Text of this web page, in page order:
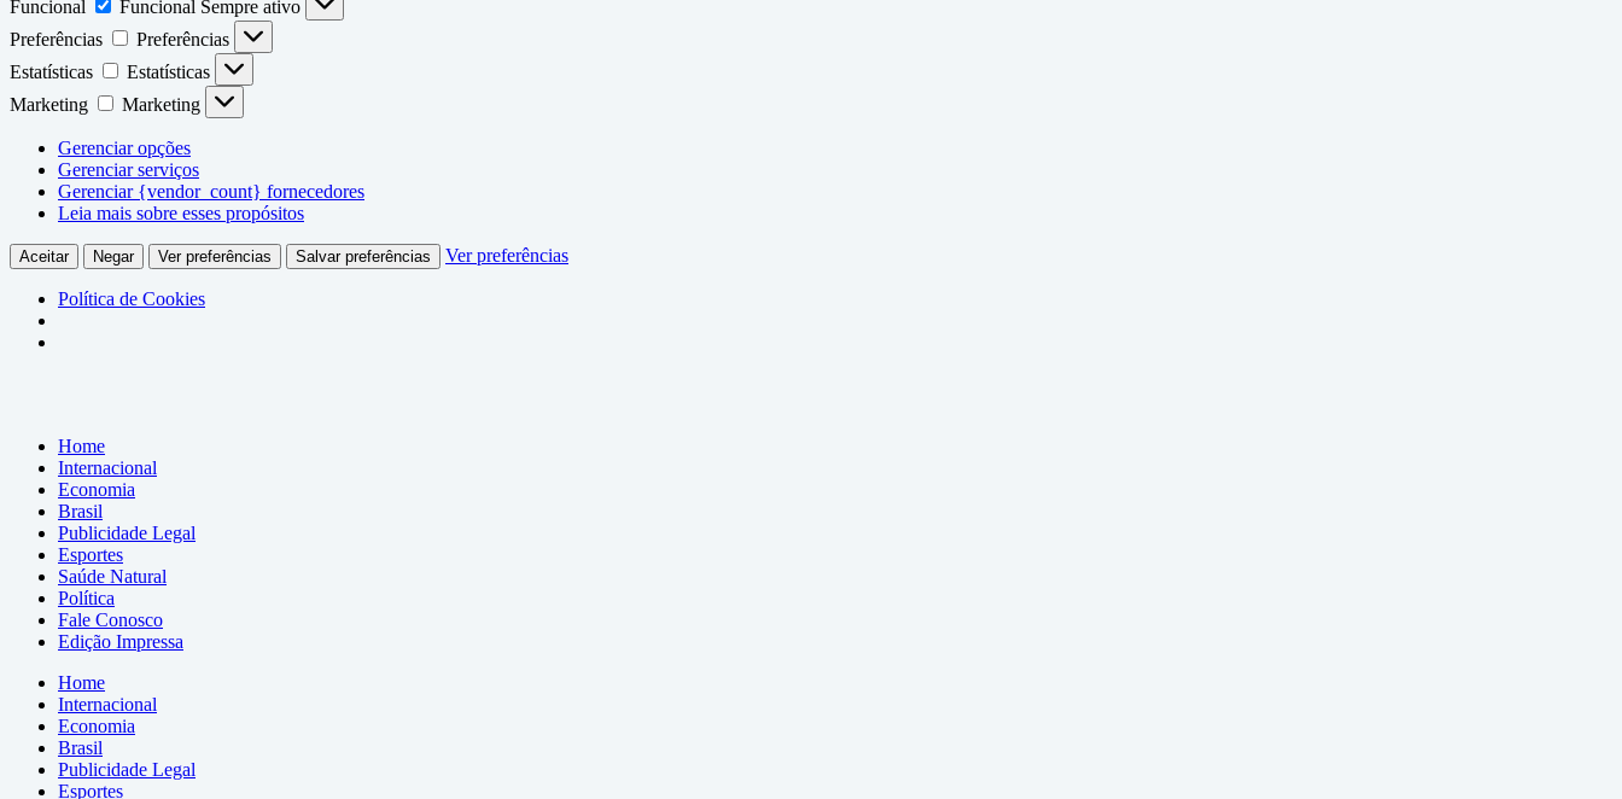
Funcional
Funcional Sempre ativo
Preferências
Preferências
Estatísticas
Estatísticas
Marketing
Marketing
Gerenciar opções
Gerenciar serviços
Gerenciar {vendor_count} fornecedores
Leia mais sobre esses propósitos
Aceitar Negar Ver preferências Salvar preferências Ver preferências
Política de Cookies
Home
Internacional
Economia
Brasil
Publicidade Legal
Esportes
Saúde Natural
Política
Fale Conosco
Edição Impressa
Home
Internacional
Economia
Brasil
Publicidade Legal
Esportes